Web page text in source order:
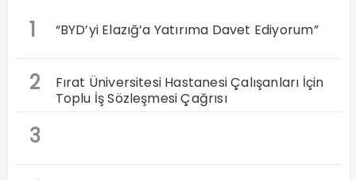
1 “BYD’yi Elazığ’a Yatırıma Davet Ediyorum”
2
Fırat Üniversitesi Hastanesi Çalışanları İçin
Toplu İş Sözleşmesi Çağrısı
3